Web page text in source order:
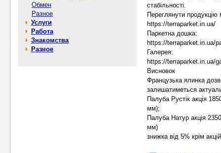
Обмен
Разное
Услуги
Работа
Знакомства
Разное
стабільності.
Переглянути продукцію
https://terraparket.in.ua/
Паркетна дошка:
https://terraparket.in.ua/
Галерея:
https://terraparket.in.ua/
Висновок
Французька ялинка
залишатиметься
Палуба Рустік акція
мм);
Палуба Натур акція
мм)
знижка від 5% крім